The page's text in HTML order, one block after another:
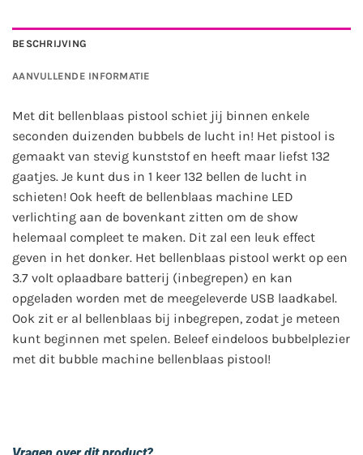
BESCHRIJVING
AANVULLENDE INFORMATIE
Met dit bellenblaas pistool schiet jij binnen enkele
seconden duizenden bubbels de lucht in! Het pistool is
gemaakt van stevig kunststof en heeft maar liefst 132
gaatjes. Je kunt dus in 1 keer 132 bellen de lucht in
schieten! Ook heeft de bellenblaas machine LED
verlichting aan de bovenkant zitten om de show
helemaal compleet te maken. Dit zal een leuk effect
geven in het donker. Het bellenblaas pistool werkt op een
3.7 volt oplaadbare batterij (inbegrepen) en kan
opgeladen worden met de meegeleverde USB laadkabel.
Ook zit er al bellenblaas bij inbegrepen, zodat je meteen
kunt beginnen met spelen. Beleef eindeloos bubbelplezier
met dit bubble machine bellenblaas pistool!